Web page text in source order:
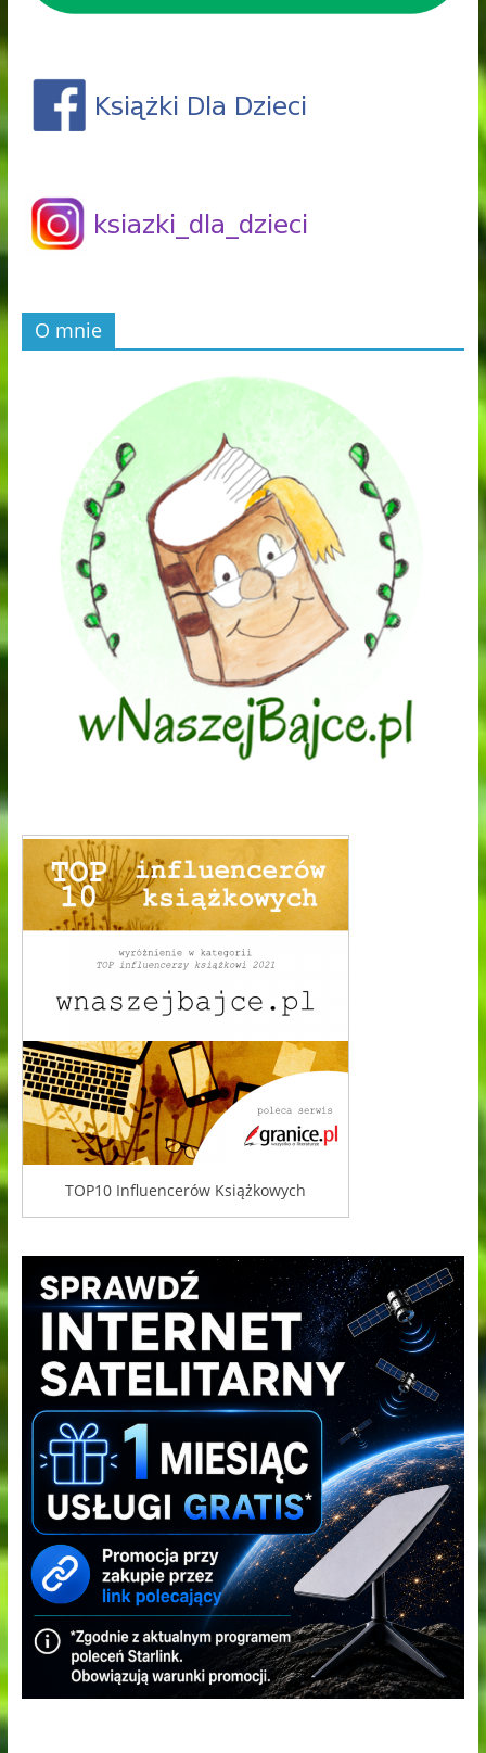
O mnie
TOP10 Influencerów Książkowych